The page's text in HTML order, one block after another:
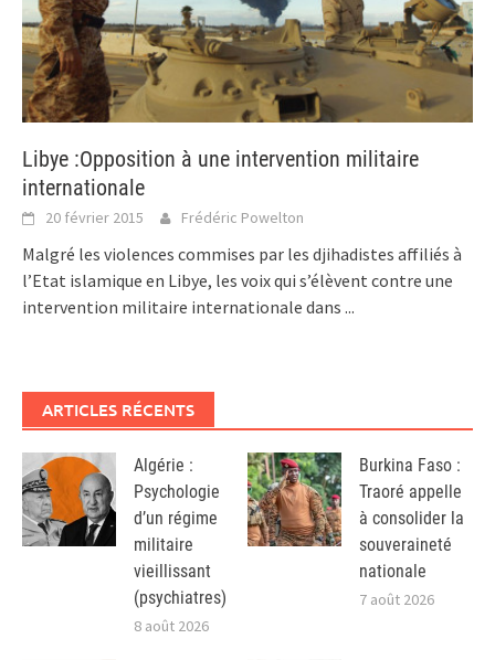
Libye :Opposition à une intervention militaire
internationale
20 février 2015 Frédéric Powelton
Malgré les violences commises par les djihadistes affiliés à
l’Etat islamique en Libye, les voix qui s’élèvent contre une
intervention militaire internationale dans ...
ARTICLES RÉCENTS
Algérie :
Psychologie
d’un régime
militaire
vieillissant
(psychiatres)
8 août 2026
Burkina Faso :
Traoré appelle
à consolider la
souveraineté
nationale
7 août 2026